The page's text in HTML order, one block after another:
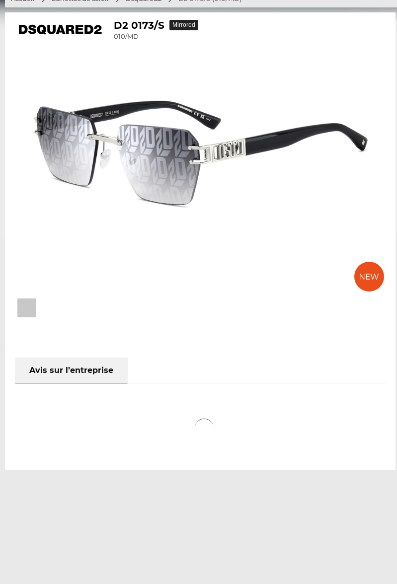
D2 0173/S
010/MD
Mirrored
Avis sur l’entreprise